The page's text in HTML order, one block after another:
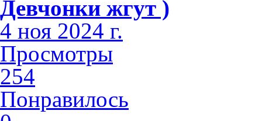
Девчонки жгут )
4 ноя 2024 г.
Просмотры
254
Понравилось